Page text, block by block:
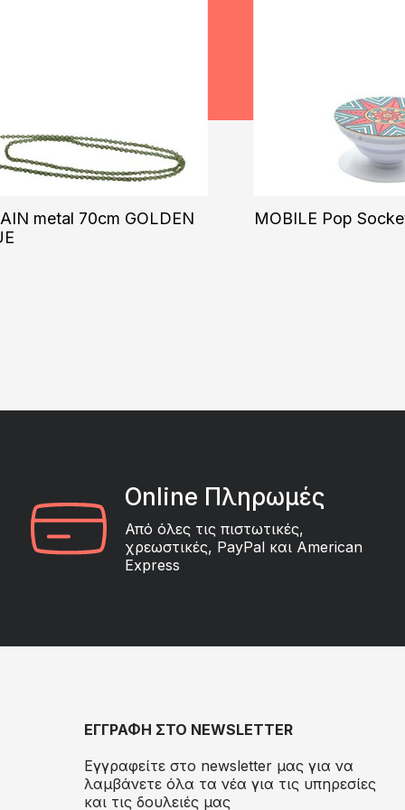
metal 70cm GOLDEN
MOBILE Pop
Online Πληρωμές
Από όλες τις πιστωτικές,
χρεωστικές, PayPal και American
Express
ΕΓΓΡΑΦΗ ΣΤΟ NEWSLETTER
Εγγραφείτε στο newsletter μας για να
λαμβάνετε όλα τα νέα για τις υπηρεσίες
και τις δουλειές μας